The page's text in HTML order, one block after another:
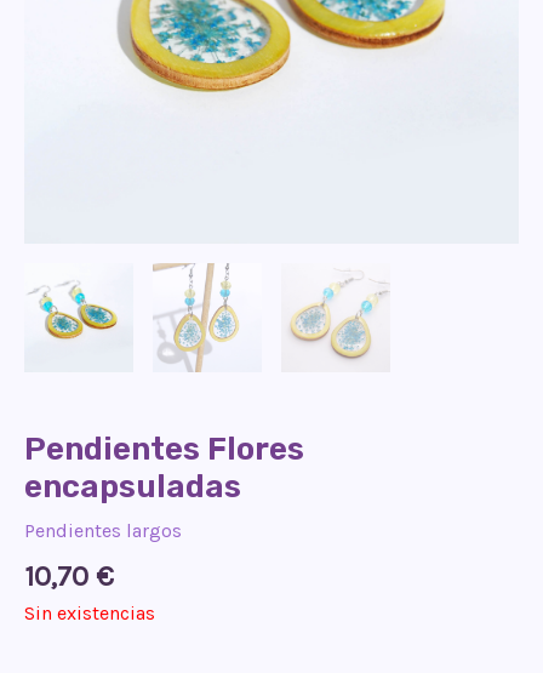
Pendientes Flores
encapsuladas
Pendientes largos
10,70 €
Sin existencias